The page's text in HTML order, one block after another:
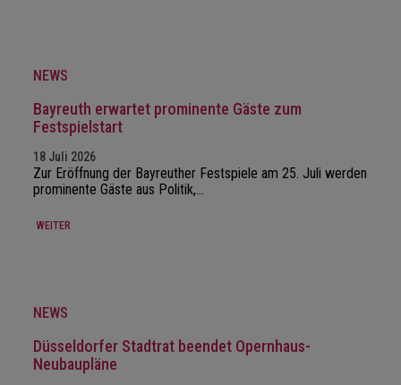
NEWS
Bayreuth erwartet prominente Gäste zum
Festspielstart
18 Juli 2026
Zur Eröffnung der Bayreuther Festspiele am 25. Juli werden
prominente Gäste aus Politik,…
WEITER
NEWS
Düsseldorfer Stadtrat beendet Opernhaus-
Neubaupläne